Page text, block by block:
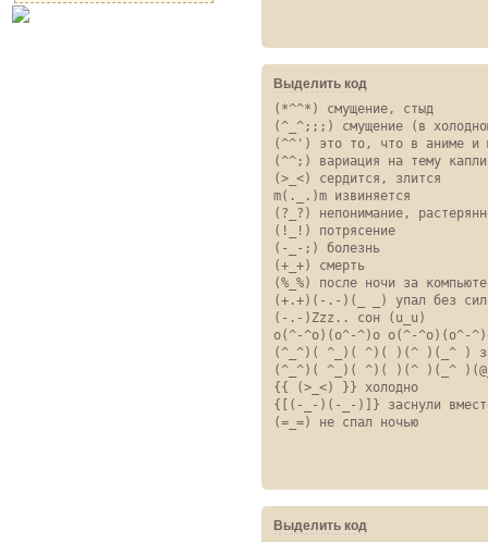
Выделить код
(*^^*) смущение, стыд
(^_^;;;) смущение (в
(^^') это то, что в аниме и
(^^;) вариация на тему капли
(>_<) сердится, злится
m(._.)m извиняется
(?_?) непонимание,
(!_!) потрясение
(-_-;) болезнь
(+_+) смерть
(%_%) после ночи за
(+.+)(-.-)(_ _) упал без сил
(-.-)Zzz.. сон (u_u)
o(^-^o)(o^-^)o o(^-^o)(o^-
(^_^)( ^_)( ^)( )(^ )(_^ )
(^_^)( ^_)( ^)( )(^ )(_^
{{ (>_<) }} холодно
{[(-_-)(-_-)]} заснули
(=_=) не спал ночью
Выделить код